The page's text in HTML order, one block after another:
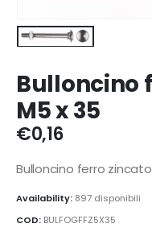
Bulloncino
M5 x 35
€0,16
Bulloncino ferro
Availability: 897 disponibili
COD: BULFOGFFZ5X35